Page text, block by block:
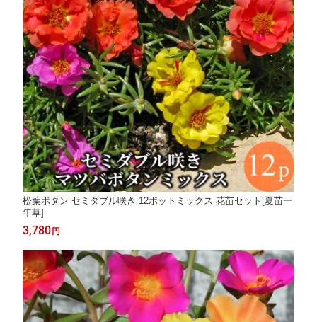
松葉ボタン セミダブル咲き 12ポットミックス 花苗セット[夏苗一
年草]
3,780円